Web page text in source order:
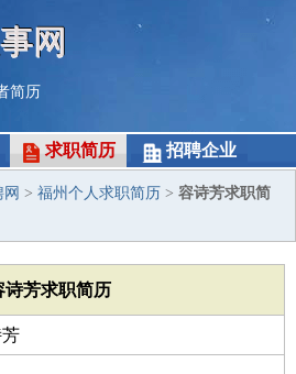
网
简历
求职简历 招聘企业
> 福州个人求职简历 > 容诗芳求职简
诗芳求职简历